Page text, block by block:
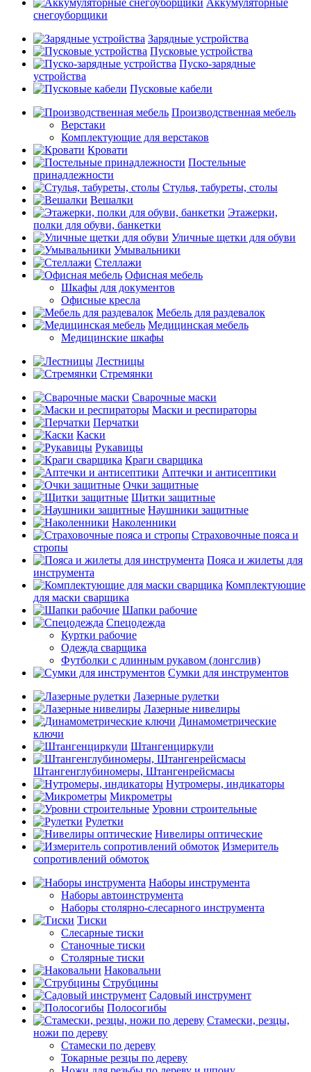
Аккумуляторные
снегоуборщики
Зарядные устройства
Пусковые устройства
Пуско-зарядные
устройства
Пусковые кабели
Производственная мебель
Верстаки
Комплектующие для верстаков
Кровати
Постельные
принадлежности
Стулья, табуреты, столы
Вешалки
Этажерки,
полки для обуви, банкетки
Уличные щетки для обуви
Умывальники
Стеллажи
Офисная мебель
Шкафы для документов
Офисные кресла
Мебель для раздевалок
Медицинская мебель
Медицинские шкафы
Лестницы
Стремянки
Сварочные маски
Маски и респираторы
Перчатки
Каски
Рукавицы
Краги сварщика
Аптечки и антисептики
Очки защитные
Щитки защитные
Наушники защитные
Наколенники
Страховочные пояса и
стропы
Пояса и жилеты для
инструмента
Комплектующие
для маски сварщика
Шапки рабочие
Спецодежда
Куртки рабочие
Одежда сварщика
Футболки с длинным рукавом (лонгслив)
Сумки для инструментов
Лазерные рулетки
Лазерные нивелиры
Динамометрические
ключи
Штангенциркули
Штангенглубиномеры, Штангенрейсмасы
Нутромеры, индикаторы
Микрометры
Уровни строительные
Рулетки
Нивелиры оптические
Измеритель
сопротивлений обмоток
Наборы инструмента
Наборы автоинструмента
Наборы столярно-слесарного инструмента
Тиски
Слесарные тиски
Станочные тиски
Столярные тиски
Наковальни
Струбцины
Садовый инструмент
Полосогибы
Стамески, резцы,
ножи по дереву
Стамески по дереву
Токарные резцы по дереву